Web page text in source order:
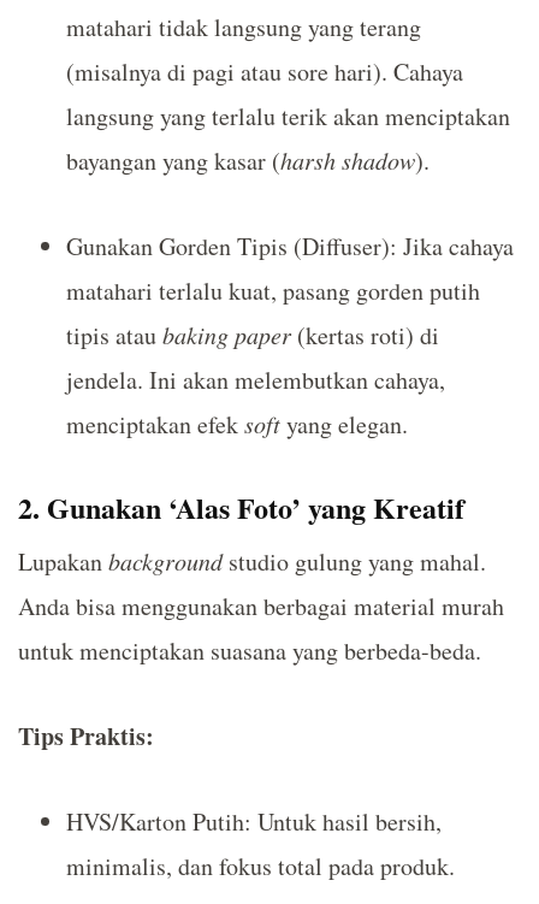
matahari tidak langsung yang terang
(misalnya di pagi atau sore hari). Cahaya
langsung yang terlalu terik akan menciptakan
bayangan yang kasar (harsh shadow).
Gunakan Gorden Tipis (Diffuser): Jika cahaya
matahari terlalu kuat, pasang gorden putih
tipis ataubaking paper (kertas roti) di
jendela. Ini akan melembutkan cahaya,
menciptakan efeksoftyang elegan.
2. Gunakan ‘Alas Foto’ yang Kreatif
Lupakanbackgroundstudio gulung yang mahal.
Anda bisa menggunakan berbagai material murah
untuk menciptakan suasana yang berbeda-beda.
Tips Praktis:
HVS/Karton Putih: Untuk hasil bersih,
minimalis, dan fokus total pada produk.